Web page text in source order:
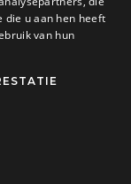
die u aan hen heeft
van hun